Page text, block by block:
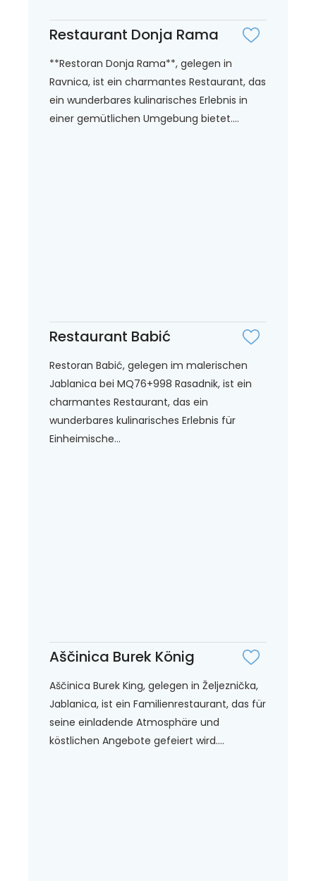
Restaurant Donja Rama
**Restoran Donja Rama**, gelegen in
Ravnica, ist ein charmantes Restaurant, das
ein wunderbares kulinarisches Erlebnis in
einer gemütlichen Umgebung bietet....
Restaurant Babić
Restoran Babić, gelegen im malerischen
Jablanica bei MQ76+998 Rasadnik, ist ein
charmantes Restaurant, das ein
wunderbares kulinarisches Erlebnis für
Einheimische...
Aščinica Burek König
Aščinica Burek King, gelegen in Željeznička,
Jablanica, ist ein Familienrestaurant, das für
seine einladende Atmosphäre und
köstlichen Angebote gefeiert wird....